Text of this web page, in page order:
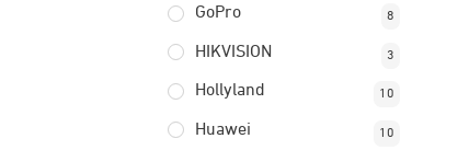
GoPro 8
HIKVISION 3
Hollyland 10
Huawei 10